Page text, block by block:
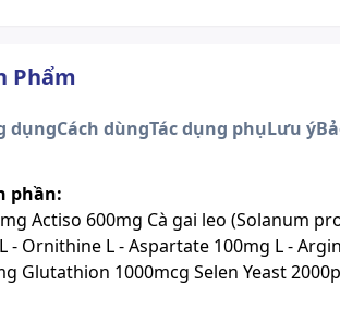
Phẩm
dụngCách dùngTác dụng phụLưu ý
phần:
Actiso 600mg Cà gai leo (Solanum
- Ornithine L - Aspartate 100mg L -
Glutathion 1000mcg Selen Yeast